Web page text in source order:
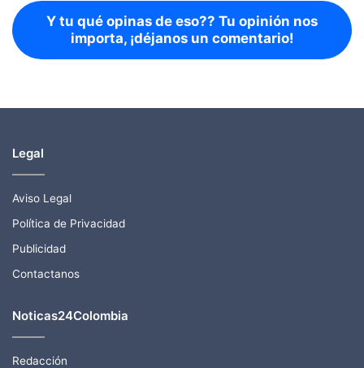
Y tu qué opinas de eso?? Tu opinión nos
importa, ¡déjanos un comentario!
Legal
Aviso Legal
Política de Privacidad
Publicidad
Contactanos
Noticas24Colombia
Redacción